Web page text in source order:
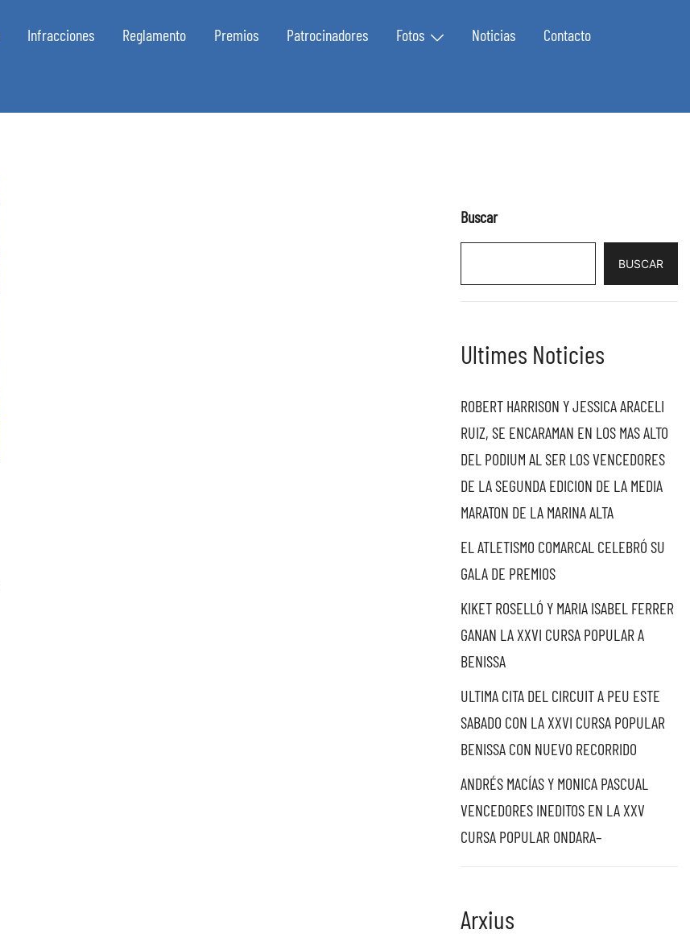
Infracciones Reglamento Premios Patrocinadores Fotos Noticias Contacto
Buscar
BUSCAR
Ultimes Noticies
ROBERT HARRISON Y JESSICA ARACELI
RUIZ, SE ENCARAMAN EN LOS MAS ALTO
DEL PODIUM AL SER LOS VENCEDORES
DE LA SEGUNDA EDICION DE LA MEDIA
MARATON DE LA MARINA ALTA
EL ATLETISMO COMARCAL CELEBRÓ SU
GALA DE PREMIOS
KIKET ROSELLÓ Y MARIA ISABEL FERRER
GANAN LA XXVI CURSA POPULAR A
BENISSA
ULTIMA CITA DEL CIRCUIT A PEU ESTE
SABADO CON LA XXVI CURSA POPULAR
BENISSA CON NUEVO RECORRIDO
ANDRÉS MACÍAS Y MONICA PASCUAL
VENCEDORES INEDITOS EN LA XXV
CURSA POPULAR ONDARA–
Arxius